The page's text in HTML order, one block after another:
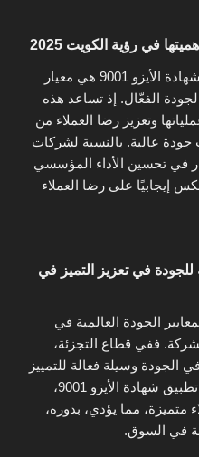
في البداية، لا بد من التوضيح أن شهادة الأيزو 9001 هي معيار
الفعّال. إذ تساعد هذه
وتعزيز رضا العملاء من
عالية. بالنسبة لشركات
في تحسين الأداء المؤسسي
إيجابيًا على رضا العملاء
للجودة في تعزيز التميز في
الجودة العالمية في
ففي قطاع التجزئة،
الجودة وسيلة فعالة للتمييز
بين الشركة ومنافسيها. من خلال تطبيق شهادة الأيزو 9001،
متميزة، مما يؤدي، بدوره،
في السوق.